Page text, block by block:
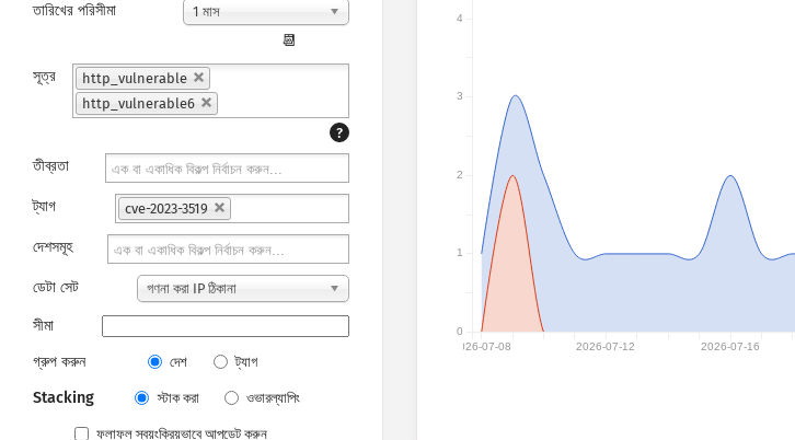
তারিখের পরিসীমা 1 মাস
📆
সূত্র
http_vulnerable
http_vulnerable6
?
তীব্রতা
ট্যাগ cve-2023-3519
দেশসমূহ
ডেটা সেট গণনা করা IP ঠিকানা
সীমা
গ্রুপ করুন
দেশ ট্যাগ
Stacking স্টাক করা ওভারল্যাপিং
ফলাফল স্বয়ংক্রিয়ভাবে আপডেট করুন
2026-07-08 2026-07-12 2026-07-16
0
1
2
3
4